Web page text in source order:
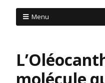
Menu